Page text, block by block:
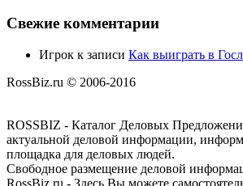
Свежие комментарии
Игрок к записи Как выиграть в
RossBiz.ru © 2006-2016
ROSSBIZ - Каталог Деловых
актуальной деловой информации,
площадка для деловых людей.
Свободное размещение деловой
RossBiz.ru - Здесь Вы можете